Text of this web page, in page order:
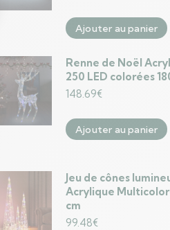
Ajouter au panier
Renne de Noël
250 LED colorées
148.69€
Ajouter au panier
Jeu de cônes
Acrylique
cm
99.48€